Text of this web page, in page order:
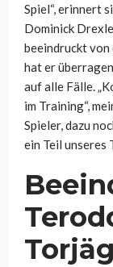
Spiel“, erinnert
Dominick
beeindruckt von
hat er
auf alle Fälle.
im Training“,
Spieler, dazu
ein Teil unseres